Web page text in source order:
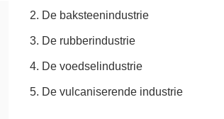
2. De baksteenindustrie
3. De rubberindustrie
4. De voedselindustrie
5. De vulcaniserende industrie